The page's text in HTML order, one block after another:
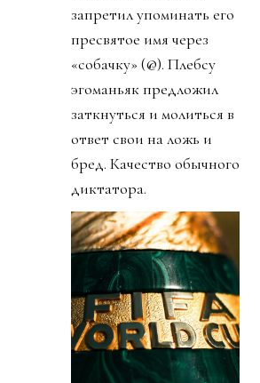
запретил упоминать его
пресвятое имя через
«собачку» (@). Плебсу
эгоманьяк предложил
заткнуться и молиться в
ответ свои на ложь и
бред. Качество обычного
диктатора.